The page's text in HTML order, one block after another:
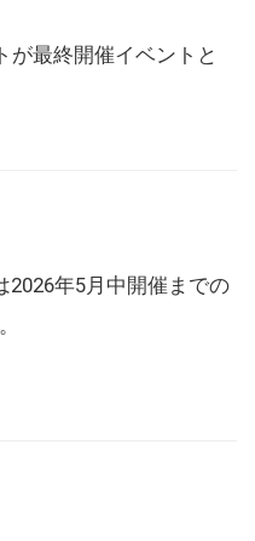
が最終開催イベントと
2026年5月中開催までの